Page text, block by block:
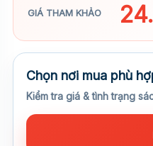
GIÁ THAM KHẢO
Chọn nơi mua phù
Kiểm tra giá & tình trạng